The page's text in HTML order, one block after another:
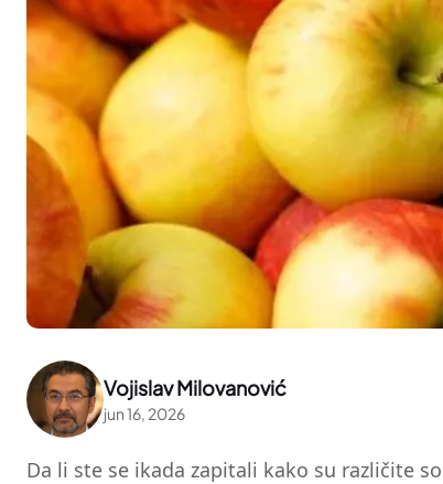
Vojislav Milovanović
jun 16, 2026
Da li ste se ikada zapitali kako su različite